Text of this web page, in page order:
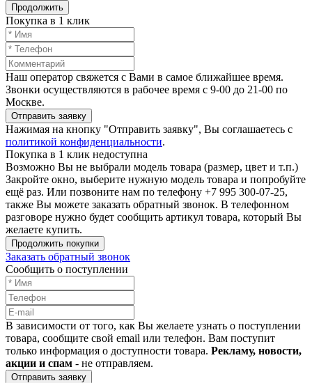
Продолжить
Покупка в 1 клик
Наш оператор свяжется с Вами в самое ближайшее время.
Звонки осуществляются в рабочее время с 9-00 до 21-00 по
Москве.
Отправить заявку
Нажимая на кнопку "Отправить заявку", Вы соглашаетесь с
политикой конфиденциальности.
Покупка в 1 клик недоступна
Возможно Вы не выбрали модель товара (размер, цвет и т.п.)
Закройте окно, выберите нужную модель товара и попробуйте
ещё раз. Или позвоните нам по телефону +7 995 300-07-25,
также Вы можете заказать обратный звонок. В телефонном
разговоре нужно будет сообщить артикул товара, который Вы
желаете купить.
Продолжить покупки
Заказать обратный звонок
Сообщить о поступлении
В зависимости от того, как Вы желаете узнать о поступлении
товара, сообщите свой email или телефон. Вам поступит
только информация о доступности товара. Рекламу, новости,
акции и спам - не отправляем.
Отправить заявку